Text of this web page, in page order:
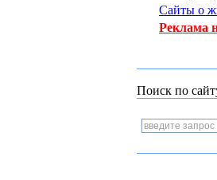
Сайты о
Реклама
Поиск по